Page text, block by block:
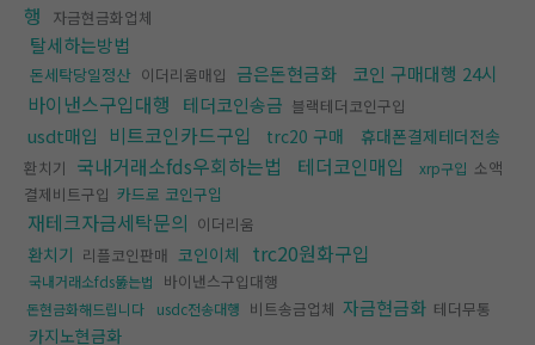
행
자금현금화업체
탈세하는방법
돈세탁당일정산 이더리움매입 금은돈현금화 코인 구매대행 24시
바이낸스구입대행 테더코인송금 블랙테더코인구입
usdt매입 비트코인카드구입 trc20 구매 휴대폰결제테더전송
환치기 국내거래소fds우회하는법 테더코인매입 xrp구입 소액
결제비트구입 카드로 코인구입
재테크자금세탁문의 이더리움
환치기 리플코인판매 코인이체 trc20원화구입
국내거래소fds뚫는법 바이낸스구입대행
돈현금화해드립니다 usdc전송대행 비트송금업체 자금현금화 테더무통
카지노현금화